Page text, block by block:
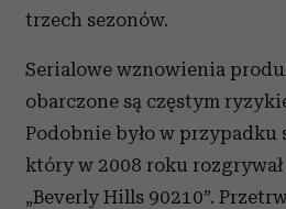
trzech sezonów.
Serialowe wznowienia
obarczone są częstym
Podobnie było w przypadku
który w 2008 roku
„Beverly Hills 90210”.